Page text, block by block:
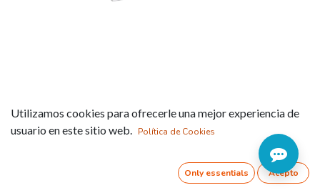
Interruptor combinado
diferencial +
magnetotérmico clase A
Utilizamos cookies para ofrecerle una mejor experiencia de
usuario en este sitio web. Política de Cookies
Only essentials Acepto